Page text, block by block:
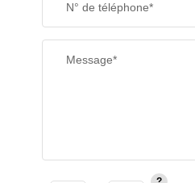
N° de téléphone*
Message*